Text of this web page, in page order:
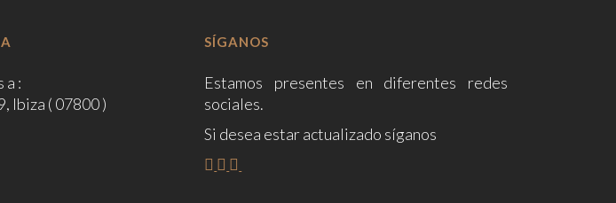
a :
Ibiza ( 07800 )
SÍGANOS
Estamos presentes en diferentes redes
sociales.
Si desea estar actualizado síganos